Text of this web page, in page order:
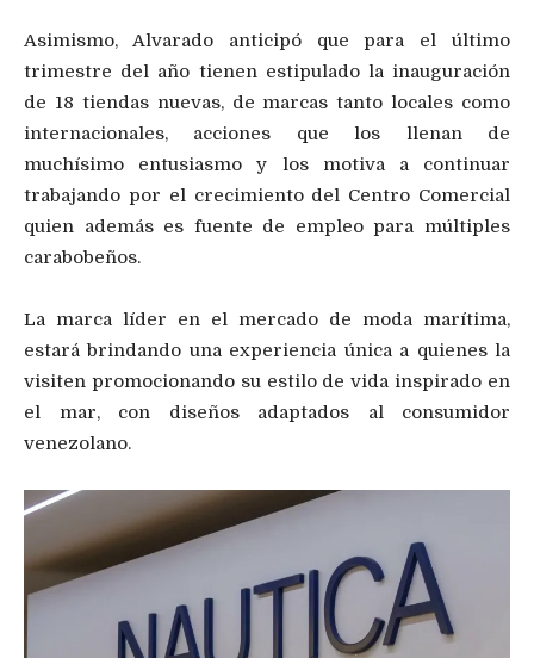
Asimismo, Alvarado anticipó que para el último
trimestre del año tienen estipulado la inauguración
de 18 tiendas nuevas, de marcas tanto locales como
internacionales, acciones que los llenan de
muchísimo entusiasmo y los motiva a continuar
trabajando por el crecimiento del Centro Comercial
quien además es fuente de empleo para múltiples
carabobeños.
La marca líder en el mercado de moda marítima,
estará brindando una experiencia única a quienes la
visiten promocionando su estilo de vida inspirado en
el mar, con diseños adaptados al consumidor
venezolano.